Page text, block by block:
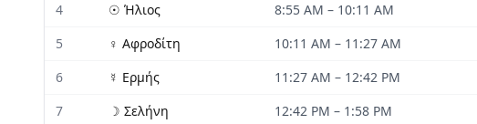
4
☉ Ήλιος 8:55 AM – 10:11 AM
5
♀ Αφροδίτη 10:11 AM – 11:27 AM
6
☿ Ερμής 11:27 AM – 12:42 PM
7
☽ Σελήνη 12:42 PM – 1:58 PM